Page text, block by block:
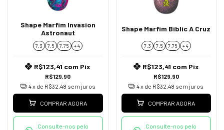
Shape Marfim Invasion
Astronaut
7.3 7.5 7.75 + 4
R$129,90
R$123,41 com Pix
4x de R$32,48 sem juros
COMPRAR AGORA
Consulte-nos pelo
Shape Marfim Biblic A Cruz
7.3 7.5 7,75 + 4
R$129,90
R$123,41 com Pix
4x de R$32,48 sem juros
COMPRAR AGORA
Consulte-nos pelo